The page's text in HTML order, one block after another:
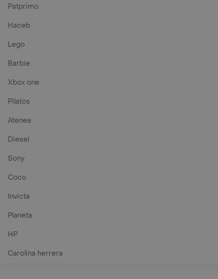
Patprimo
Haceb
Lego
Barbie
Xbox one
Pilatos
Atenea
Diesel
Sony
Coco
Invicta
Planeta
HP
Carolina herrera